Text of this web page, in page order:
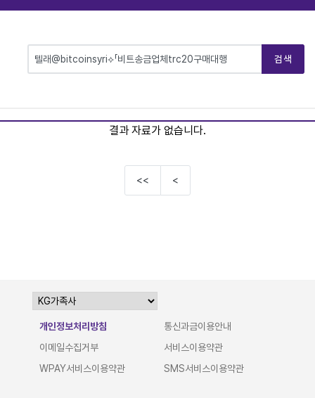
검색
결과 자료가 없습니다.
<< <
개인정보처리방침
통신과금이용안내
이메일수집거부
서비스이용약관
WPAY서비스이용약관
SMS서비스이용약관